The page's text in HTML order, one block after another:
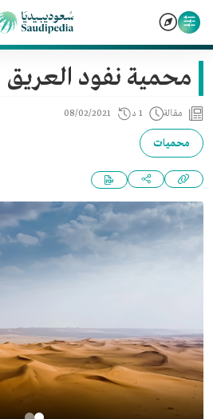
محمية نفود العريق
مقالة 1 د 08/02/2021
محميات